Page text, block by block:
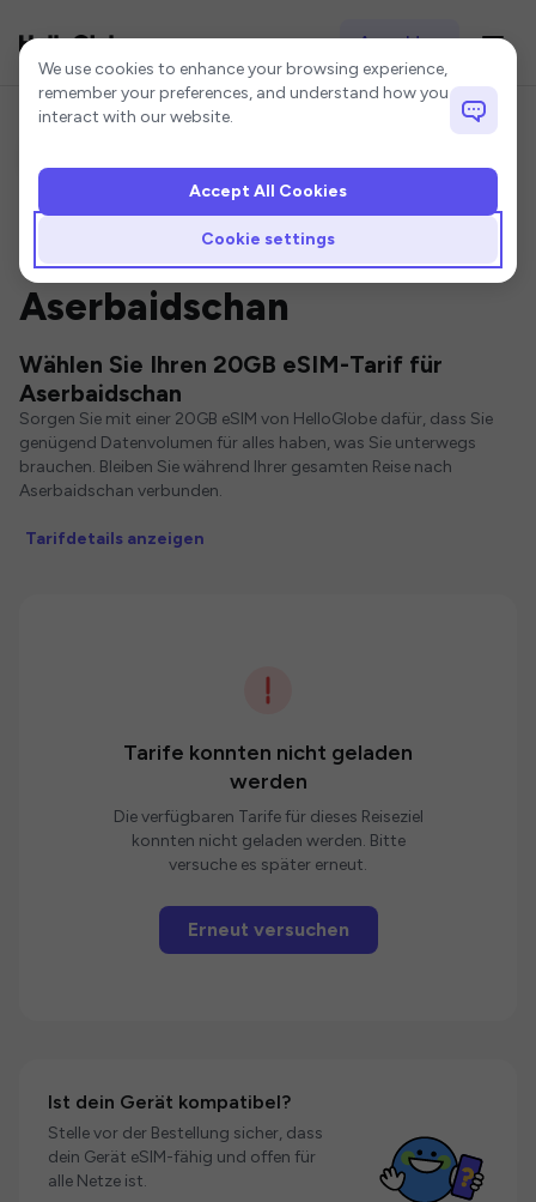
Anmelden
Startseite Aserbaidschan eSIM 20GB eSIM
20GB eSIM für
Aserbaidschan
Wählen Sie Ihren 20GB eSIM-Tarif für
Aserbaidschan
Sorgen Sie mit einer 20GB eSIM von HelloGlobe dafür, dass Sie
genügend Datenvolumen für alles haben, was Sie unterwegs
brauchen. Bleiben Sie während Ihrer gesamten Reise nach
Aserbaidschan verbunden.
Tarifdetails anzeigen
Tarife konnten nicht geladen
werden
Die verfügbaren Tarife für dieses Reiseziel
konnten nicht geladen werden. Bitte
versuche es später erneut.
Erneut versuchen
Ist dein Gerät kompatibel?
Stelle vor der Bestellung sicher, dass
dein Gerät eSIM-fähig und offen für
alle Netze ist.
Cookie settings
We use cookies to enhance your browsing experience,
remember your preferences, and understand how you
interact with our website.
Cookie settings
Accept All Cookies